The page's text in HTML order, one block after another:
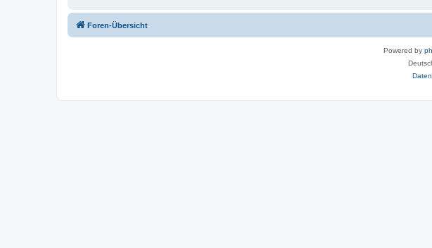
Foren-Übersicht
Powered by